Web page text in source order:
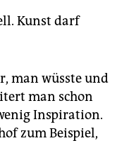
Kunst darf
man wüsste und
man schon
Inspiration.
zum Beispiel,